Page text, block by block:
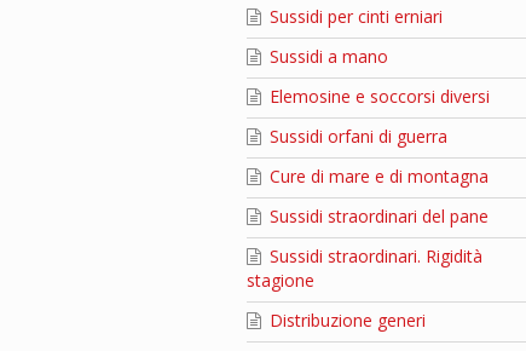
Sussidi per cinti erniari
Sussidi a mano
Elemosine e soccorsi diversi
Sussidi orfani di guerra
Cure di mare e di montagna
Sussidi straordinari del pane
Sussidi straordinari. Rigidità
stagione
Distribuzione generi